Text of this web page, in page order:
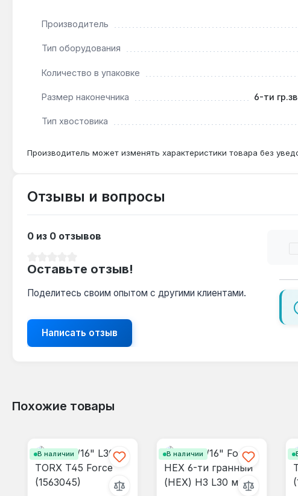
Подходит ли для ударного гайковерта?
Какой крепёж подходит для T60H?
Профиль Torx T60H с отверстием совместим с винтами
Производитель
Тип оборудования
Количество в упаковке
Размер наконечника 6-ти
Тип хвостовика
Производитель может изменять характеристики товара без
Отзывы и вопросы
0 из 0 отзывов
Оставьте отзыв!
Поделитесь своим опытом с другими клиентами.
Написать отзыв
Похожие товары
В наличии В наличии